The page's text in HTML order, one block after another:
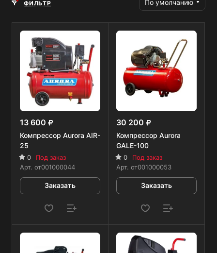
ФИЛЬТР По умолчанию
13 600
Компрессор Aurora AIR-
25
0
Под заказ
Арт. от001000044
Заказать
30 200
Компрессор Aurora
GALE-100
0
Под заказ
Арт. от001000053
Заказать